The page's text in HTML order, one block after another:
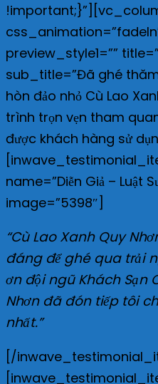
preview_style1=””
sub_title=”Đã ghé
hòn đảo nhỏ Cù Lao
trình trọn vẹn tham
được khách hàng sử
name=”Diễn Giả – Luật
image=”5398″]
“Cù Lao Xanh Quy
đáng để ghé qua trải
ơn đội ngũ Khách Sạn
Nhơn đã đón tiếp tôi
nhất.”
[/